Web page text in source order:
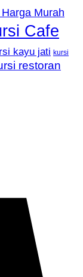
Murah
Cafe
kayu jati kursi
restoran